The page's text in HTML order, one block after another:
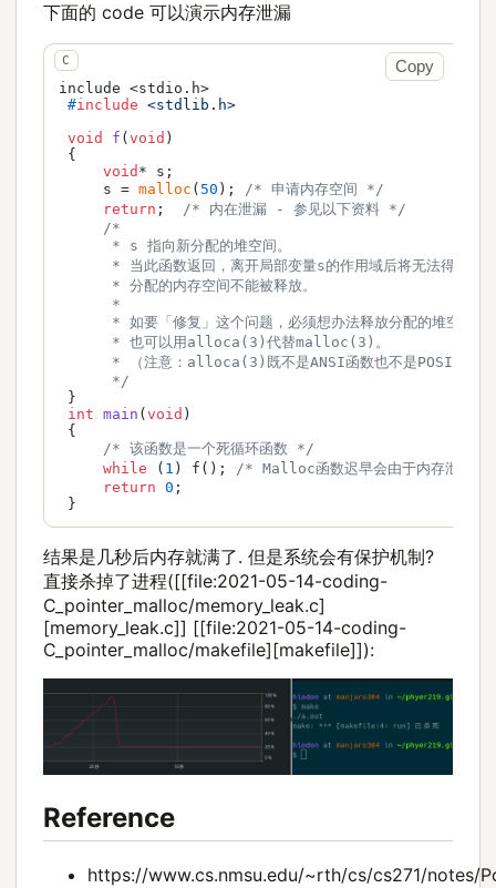
下面的 code 可以演示内存泄漏
include <stdio.h>
#include
<stdlib.h>
void
f (void )
{
void * s;
     s =
malloc ( 50 ); /* 申请内存空间 */
return ; /* 内在泄漏 - 参见以下资料 */
/*
      * s 指向新分配的堆空间。
* 当此函数返回，离开局部变量s的作用域后将无法得知s的
      * 分配的内存空间不能被释放。
      *
      * 如要「修复」这个问题，必须想办法释放分配的堆空间，
      * 也可以用alloca(3)代替malloc(3)。
* （注意：alloca(3)既不是ANSI函数也不是POSIX函数
      */
}
int
main (void )
{
/* 该函数是一个死循环函数 */
while ( 1 ) f(); /* Malloc函数迟早会由于内存泄漏而
return
0 ;
}
Copy
结果是几秒后内存就满了. 但是系统会有保护机制?
直接杀掉了进程([[file:2021-05-14-coding-
C_pointer_malloc/memory_leak.c]
[memory_leak.c]] [[file:2021-05-14-coding-
C_pointer_malloc/makefile][makefile]]):
Reference
https://www.cs.nmsu.edu/~rth/cs/cs271/notes/